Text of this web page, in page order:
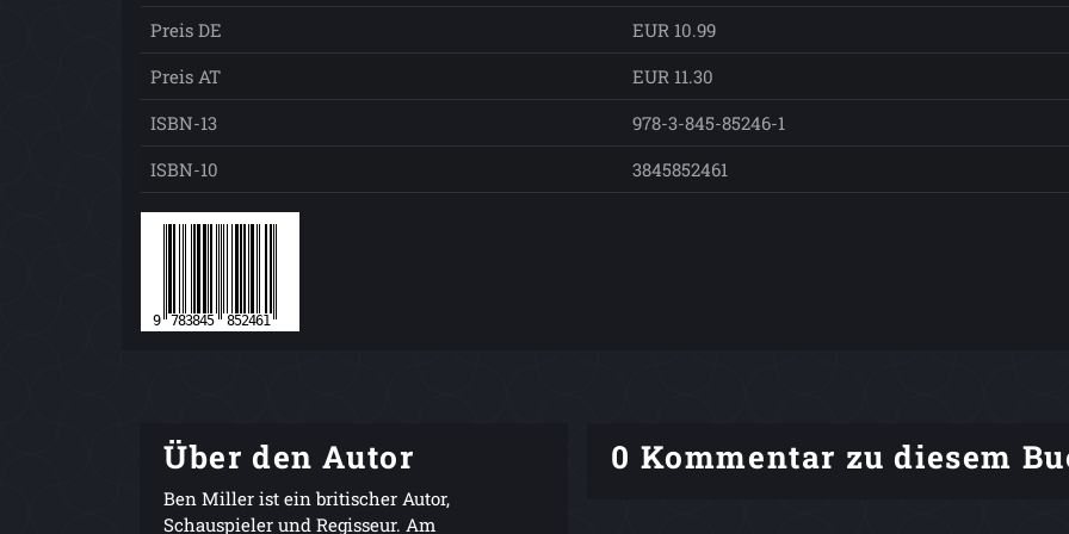
Preis DE
EUR 10.99
Preis AT
EUR 11.30
ISBN-13
978-3-845-85246-1
ISBN-10
3845852461
Über den Autor
Ben Miller ist ein britischer Autor,
Schauspieler und Regisseur. Am
0 Kommentar zu diesem